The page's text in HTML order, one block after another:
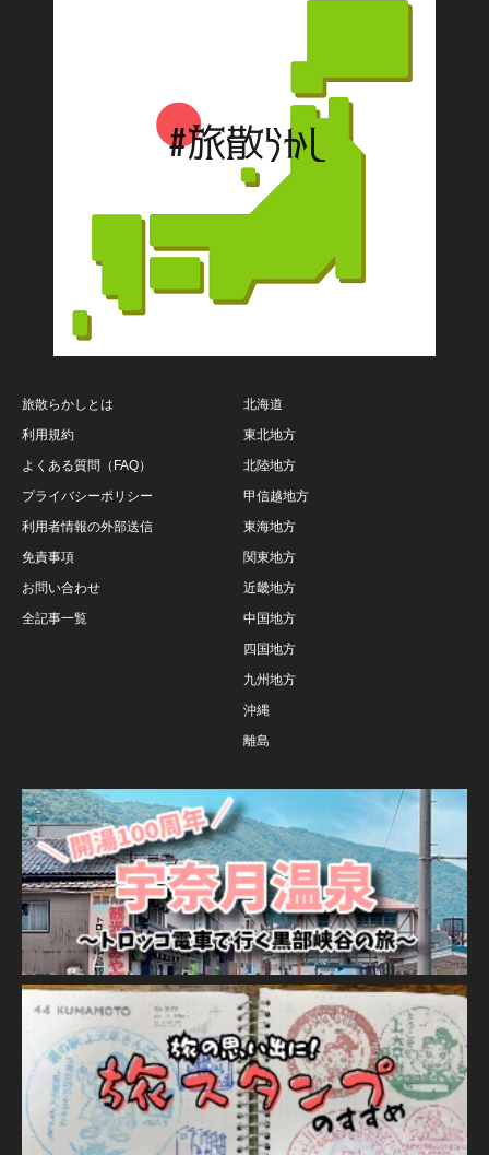
旅散らかしとは
利用規約
よくある質問（FAQ）
プライバシーポリシー
利用者情報の外部送信
免責事項
お問い合わせ
全記事一覧
北海道
東北地方
北陸地方
甲信越地方
東海地方
関東地方
近畿地方
中国地方
四国地方
九州地方
沖縄
離島